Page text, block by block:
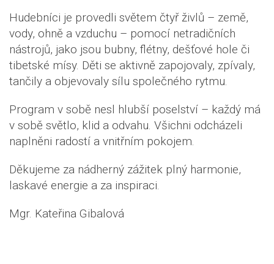
Hudebníci je provedli světem čtyř živlů – země,
vody, ohně a vzduchu – pomocí netradičních
nástrojů, jako jsou bubny, flétny, dešťové hole či
tibetské mísy. Děti se aktivně zapojovaly, zpívaly,
tančily a objevovaly sílu společného rytmu.
Program v sobě nesl hlubší poselství – každý má
v sobě světlo, klid a odvahu. Všichni odcházeli
naplněni radostí a vnitřním pokojem.
Děkujeme za nádherný zážitek plný harmonie,
laskavé energie a za inspiraci.
Mgr. Kateřina Gibalová